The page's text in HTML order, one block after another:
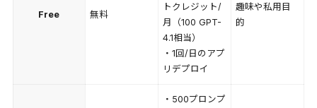
Free 無料
トクレジット/
月（100 GPT-
4.1相当）
・1回/日のアプ
リデプロイ
趣味や私用目
的
・500プロンプ